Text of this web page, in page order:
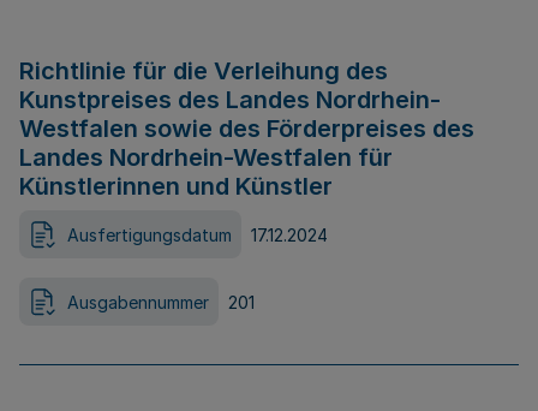
Richtlinie für die Verleihung des
Kunstpreises des Landes Nordrhein-
Westfalen sowie des Förderpreises des
Landes Nordrhein-Westfalen für
Künstlerinnen und Künstler
Ausfertigungsdatum 17.12.2024
Ausgabennummer 201